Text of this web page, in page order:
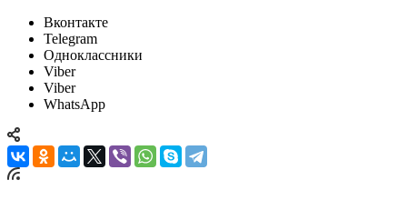
Вконтакте
Telegram
Одноклассники
Viber
Viber
WhatsApp